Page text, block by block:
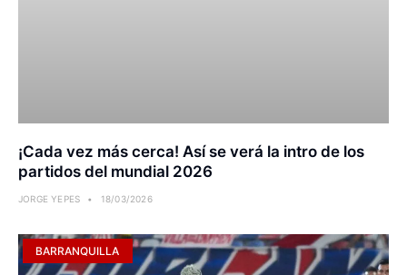
¡Cada vez más cerca! Así se verá la intro de los
partidos del mundial 2026
JORGE YEPES 18/03/2026
BARRANQUILLA